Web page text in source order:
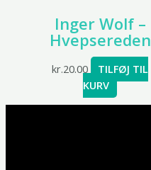
Inger Wolf –
Hvepsereden
kr.20.00
TILFØJ TIL
KURV